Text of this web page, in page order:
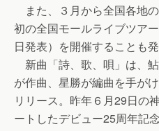
また、３月から全国各地
初の全国モールライブツア
日発表）を開催することも発
新曲「詩、歌、唄」は、
が作曲、星勝が編曲を手が
リリース。昨年６月29日の
ートしたデビュー25周年記